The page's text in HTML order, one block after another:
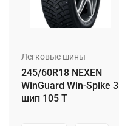
Легковые шины
245/60R18 NEXEN
WinGuard Win-Spike 3
шип 105 T